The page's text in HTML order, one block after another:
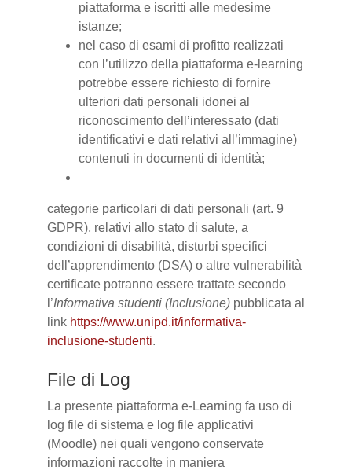
piattaforma e iscritti alle medesime
istanze;
nel caso di esami di profitto realizzati
con l’utilizzo della piattaforma e-learning
potrebbe essere richiesto di fornire
ulteriori dati personali idonei al
riconoscimento dell’interessato (dati
identificativi e dati relativi all’immagine)
contenuti in documenti di identità;
categorie particolari di dati personali (art. 9
GDPR), relativi allo stato di salute, a
condizioni di disabilità, disturbi specifici
dell’apprendimento (DSA) o altre vulnerabilità
certificate potranno essere trattate secondo
l’Informativa studenti (Inclusione) pubblicata al
link https://www.unipd.it/informativa-
inclusione-studenti.
File di Log
La presente piattaforma e-Learning fa uso di
log file di sistema e log file applicativi
(Moodle) nei quali vengono conservate
informazioni raccolte in maniera